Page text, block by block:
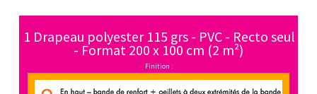
1 Drapeau polyester 115 grs - PVC - Recto seul
- Format 200 x 100 cm (2 m²)
Finition :